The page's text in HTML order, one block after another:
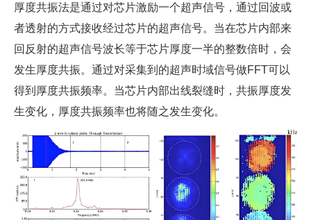
厚度共振法是通过对芯片激励一个超声信号，通过回波或
者透射的方式接收经过芯片的超声信号。当在芯片内部来
回反射的超声信号波长等于芯片厚度一半的整数倍时，会
发生厚度共振。通过对采集到的超声时域信号做FFT可以
得到厚度共振频率。当芯片内部出线裂缝时，共振厚度发
生变化，厚度共振频率也将随之发生变化。